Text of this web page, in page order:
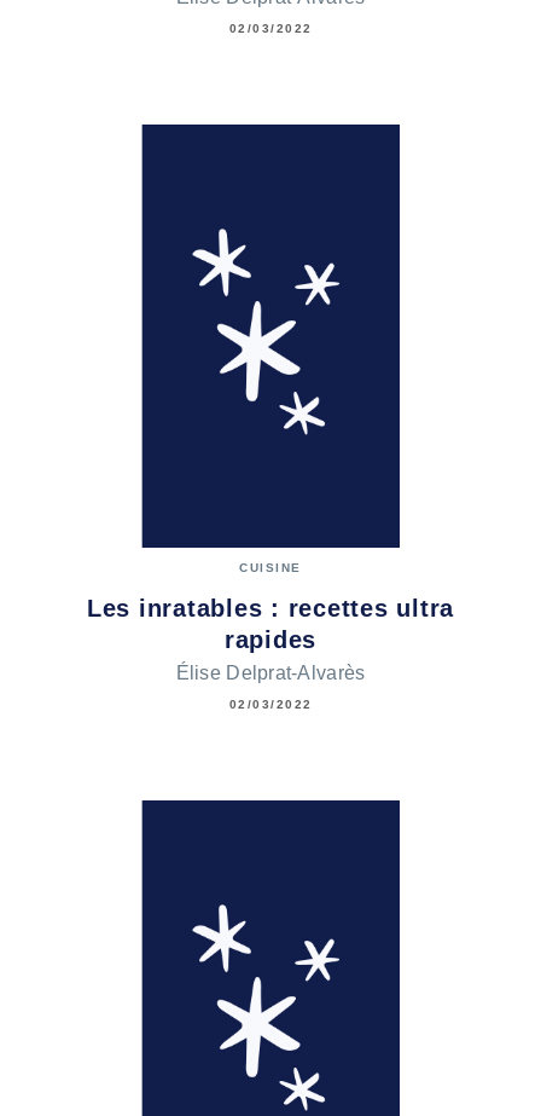
02/03/2022
CUISINE
Les inratables : recettes ultra
rapides
Élise Delprat-Alvarès
02/03/2022